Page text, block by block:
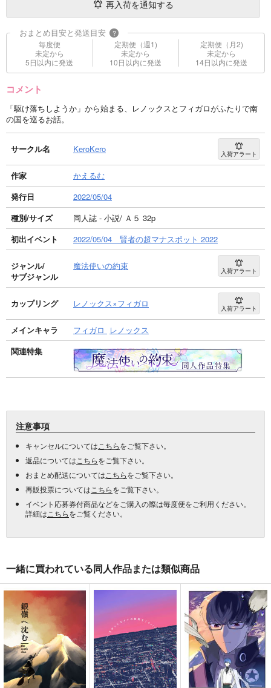
再入荷を通知する
おまとめ目安と発送目安 ?
毎度便
未定から
5日以内に発送
定期便（週1)
未定から
10日以内に発送
定期便（月2)
未定から
14日以内に発送
コメント
「駆け落ちしようか」から始まる、レノックスとフィガロがふたりで南
の国を巡るお話。
サークル名 KeroKero 入荷アラート
作家
かえるむ
発行日
2022/05/04
種別/サイズ
同人誌 - 小説/ Ａ５ 32p
初出イベント
2022/05/04 賢者の超マナスポット 2022
ジャンル/
サブジャンル
魔法使いの約束 入荷アラート
カップリング レノックス×フィガロ 入荷アラート
メインキャラ フィガロ
レノックス
関連特集
注意事項
キャンセルについては こちらをご覧下さい。
返品については こちらをご覧下さい。
おまとめ配送については こちらをご覧下さい。
再販投票については こちらをご覧下さい。
イベント応募券付商品などをご購入の際は毎度便をご利用ください。
詳細は こちらをご覧ください。
一緒に買われている同人作品または類似商品